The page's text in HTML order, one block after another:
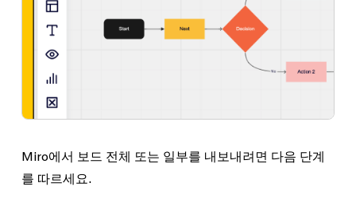
Miro에서 보드 전체 또는 일부를 내보내려면 다음 단계
를 따르세요.